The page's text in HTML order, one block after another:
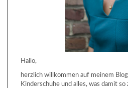
Hallo,
herzlich willkommen auf meinem
Kinderschuhe und alles, was damit